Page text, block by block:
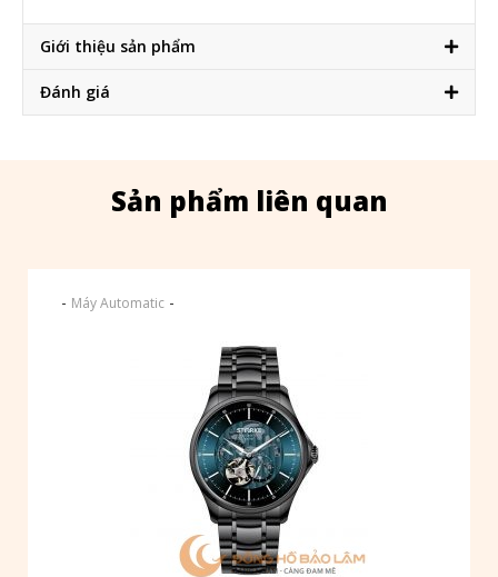
Giới thiệu sản phẩm
Đánh giá
Sản phẩm liên quan
- Máy Automatic -